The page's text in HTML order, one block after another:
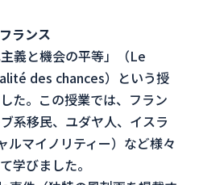
ランス
義と機会の平等」（Le
des chances）という授
た。この授業では、フラン
系移民、ユダヤ人、イスラ
ルマイノリティー）など様々
学びました。